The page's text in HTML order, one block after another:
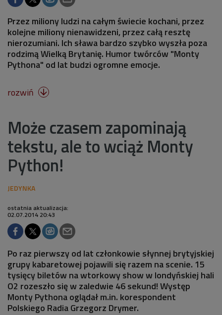
Przez miliony ludzi na całym świecie kochani, przez
kolejne miliony nienawidzeni, przez całą resztę
nierozumiani. Ich sława bardzo szybko wyszła poza
rodzimą Wielką Brytanię. Humor twórców "Monty
Pythona" od lat budzi ogromne emocje.
rozwiń 
Może czasem zapominają
tekstu, ale to wciąż Monty
Python!
ostatnia aktualizacja:
02.07.2014 20:43
Po raz pierwszy od lat członkowie słynnej brytyjskiej
grupy kabaretowej pojawili się razem na scenie. 15
tysięcy biletów na wtorkowy show w londyńskiej hali
O2 rozeszło się w zaledwie 46 sekund! Występ
Monty Pythona oglądał m.in. korespondent
Polskiego Radia Grzegorz Drymer.